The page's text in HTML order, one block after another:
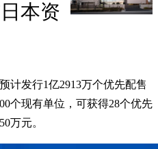
本资
计发行1亿2913万个优先配售
个现有单位，可获得28个优先
万元。